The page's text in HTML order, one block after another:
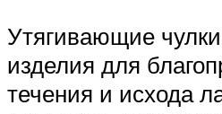
Утягивающие
изделия для
течения и исхода